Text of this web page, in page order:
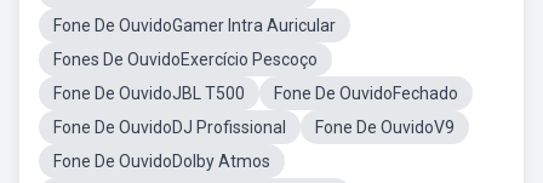
Fone De OuvidoGamer Intra Auricular
Fones De OuvidoExercício Pescoço
Fone De OuvidoJBL T500
Fone De OuvidoFechado
Fone De OuvidoDJ Profissional
Fone De OuvidoV9
Fone De OuvidoDolby Atmos